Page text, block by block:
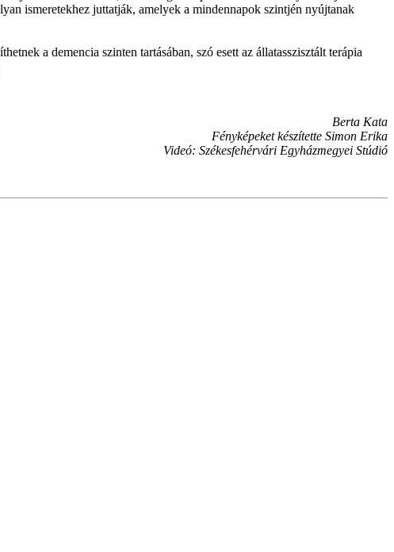
ismeretekhez juttatják, amelyek a mindennapok szintjén nyújtanak
a demencia szinten tartásában, szó esett az állatasszisztált terápia
Berta Kata
Fényképeket készítette Simon Erika
Videó: Székesfehérvári Egyházmegyei Stúdió